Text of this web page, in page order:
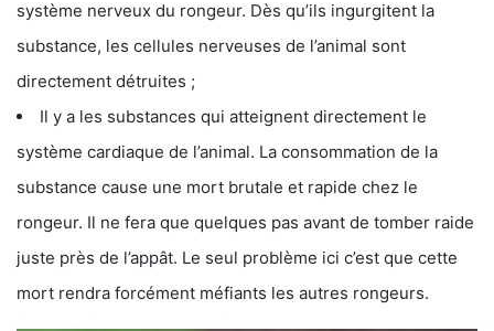
système nerveux du rongeur. Dès qu’ils ingurgitent la
substance, les cellules nerveuses de l’animal sont
directement détruites ;
Il y a les substances qui atteignent directement le
système cardiaque de l’animal. La consommation de la
substance cause une mort brutale et rapide chez le
rongeur. Il ne fera que quelques pas avant de tomber raide
juste près de l’appât. Le seul problème ici c’est que cette
mort rendra forcément méfiants les autres rongeurs.